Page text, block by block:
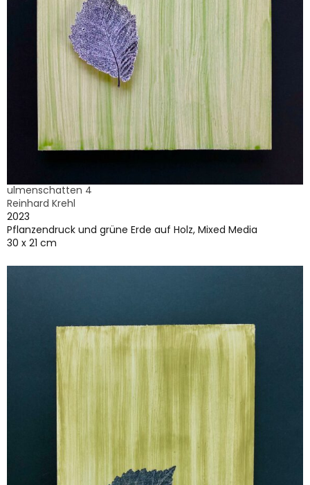
ulmenschatten 4
Reinhard Krehl
2023
Pflanzendruck und grüne Erde auf Holz, Mixed Media
30 x 21 cm